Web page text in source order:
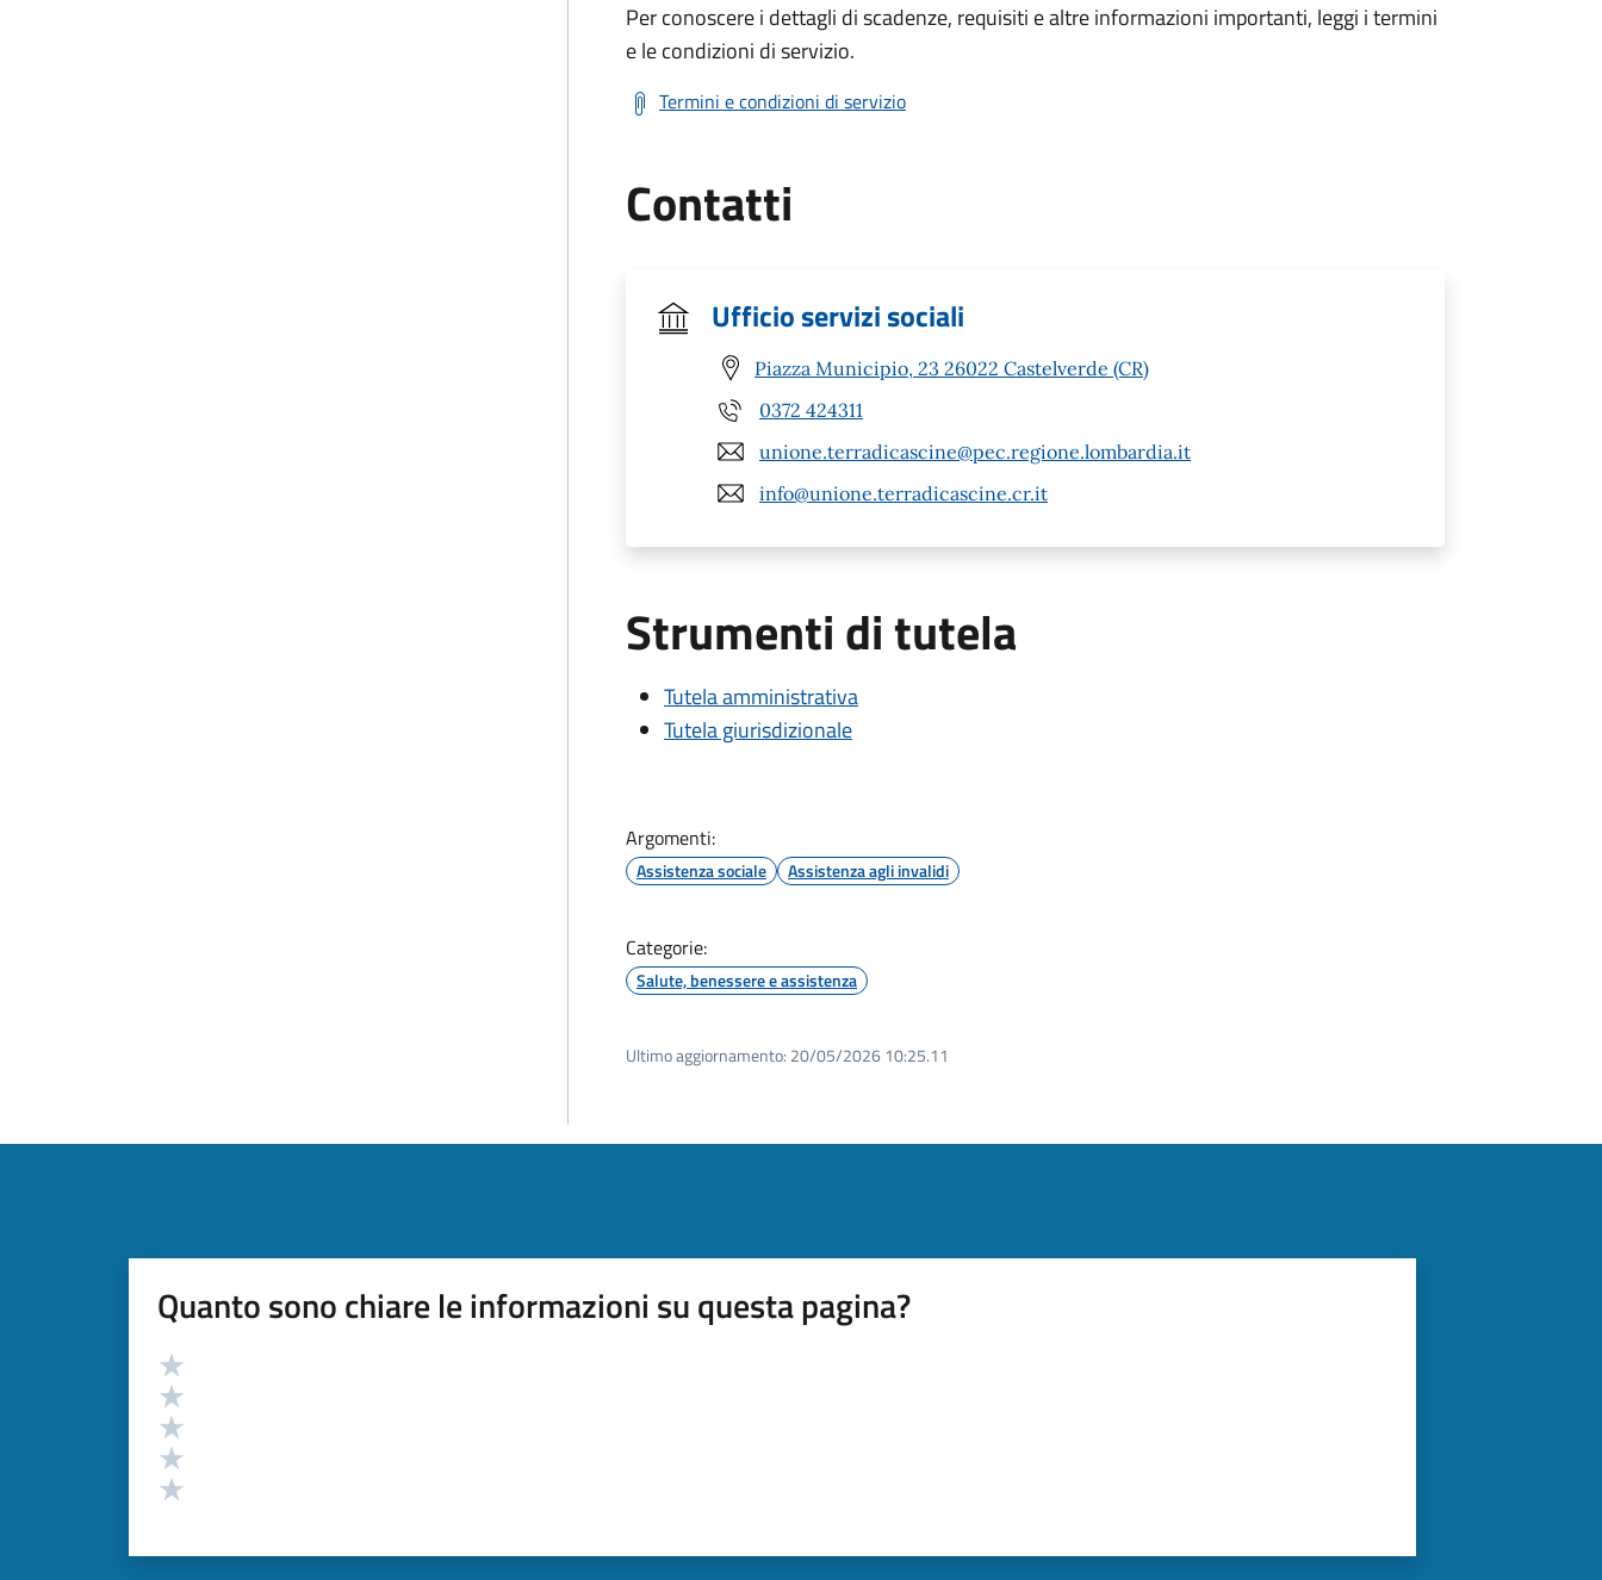
Per conoscere i dettagli di scadenze, requisiti e altre informazioni importanti, leggi i termini
e le condizioni di servizio.
Termini e condizioni di servizio
Contatti
Ufficio servizi sociali
Piazza Municipio, 23 26022 Castelverde (CR)
0372 424311
unione.terradicascine@pec.regione.lombardia.it
info@unione.terradicascine.cr.it
Strumenti di tutela
Tutela amministrativa
Tutela giurisdizionale
Argomenti:
Assistenza sociale Assistenza agli invalidi
Categorie:
Salute, benessere e assistenza
Ultimo aggiornamento: 20/05/2026 10:25.11
Quanto sono chiare le informazioni su questa pagina?
Valutazione